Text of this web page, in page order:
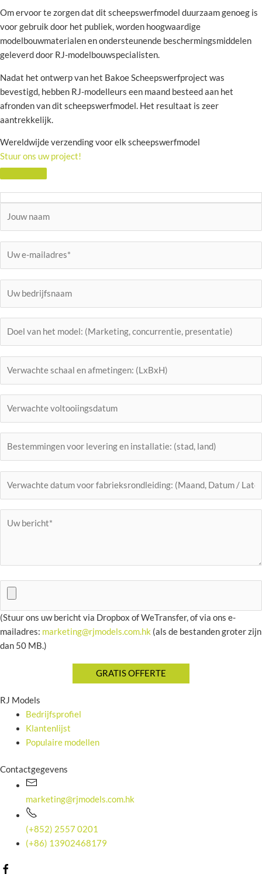
Om ervoor te zorgen dat dit scheepswerfmodel duurzaam genoeg is
voor gebruik door het publiek, worden hoogwaardige
modelbouwmaterialen en ondersteunende beschermingsmiddelen
geleverd door RJ-modelbouwspecialisten.
Nadat het ontwerp van het Bakoe Scheepswerfproject was
bevestigd, hebben RJ-modelleurs een maand besteed aan het
afronden van dit scheepswerfmodel. Het resultaat is zeer
aantrekkelijk.
Wereldwijde verzending voor elk scheepswerfmodel
Stuur ons uw project!
(Stuur ons uw bericht via Dropbox of WeTransfer, of via ons e-
mailadres: marketing@rjmodels.com.hk (als de bestanden groter zijn
dan 50 MB.)
RJ Models
Bedrijfsprofiel
Klantenlijst
Populaire modellen
Contactgegevens
marketing@rjmodels.com.hk
(+852) 2557 0201
(+86) 13902468179